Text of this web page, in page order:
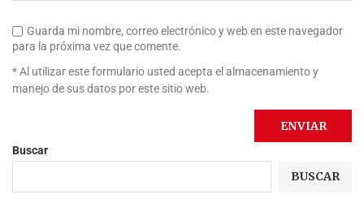
Guarda mi nombre, correo electrónico y web en este navegador
para la próxima vez que comente.
* Al utilizar este formulario usted acepta el almacenamiento y
manejo de sus datos por este sitio web.
Buscar
BUSCAR